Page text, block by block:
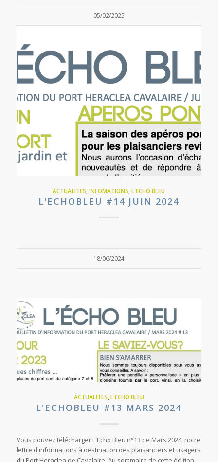
05/02/2025
ACTUALITES ,INFOMATIONS ,L'ECHO BLEU
L'ECHOBLEU #14 JUIN 2024
18/06/2024
ACTUALITES L'ECHO BLEU
L'ECHOBLEU #13 MARS 2024
Vous pouvez télécharger L'Echo Bleu n°13 de Mars 2024, notre
lettre d'informations à destination des plaisanciers et usagers
du Port Heraclea de Cavalaire. Au sommaire de cette édition